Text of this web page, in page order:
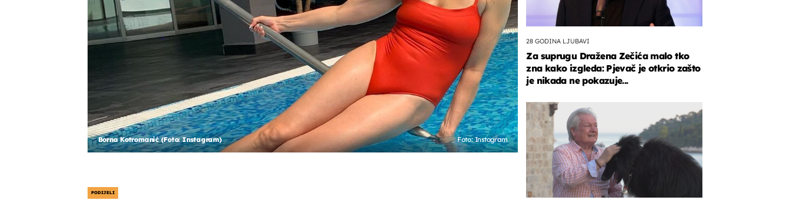
Borna Kotromanić (Foto: Instagram) Foto: Instagram
PODIJELI
28 GODINA LJUBAVI
Za suprugu Dražena Zečića malo tko
zna kako izgleda: Pjevač je otkrio zašto
je nikada ne pokazuje...